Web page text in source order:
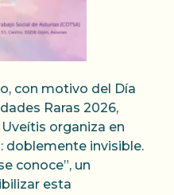
con motivo del Día
Raras 2026,
organiza en
doblemente invisible.
conoce”, un
esta